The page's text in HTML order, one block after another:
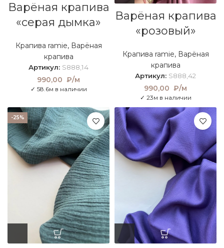
Варёная крапива
«серая дымка»
Крапива ramie, Варёная
крапива
Артикул: S888,14
990,00 ₽/м
✓ 58.6м в наличии
Варёная крапива
«розовый»
Крапива ramie, Варёная
крапива
Артикул: S888,42
990,00 ₽/м
✓ 23м в наличии
-25%